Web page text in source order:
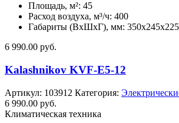
Площадь, м²: 45
Расход воздуха, м³/ч: 400
Габариты (ВхШхГ), мм: 350x245x225
6 990.00 руб.
Kalashnikov KVF-E5-12
Артикул: 103912 Категория:
6 990.00 руб.
Климатическая техника